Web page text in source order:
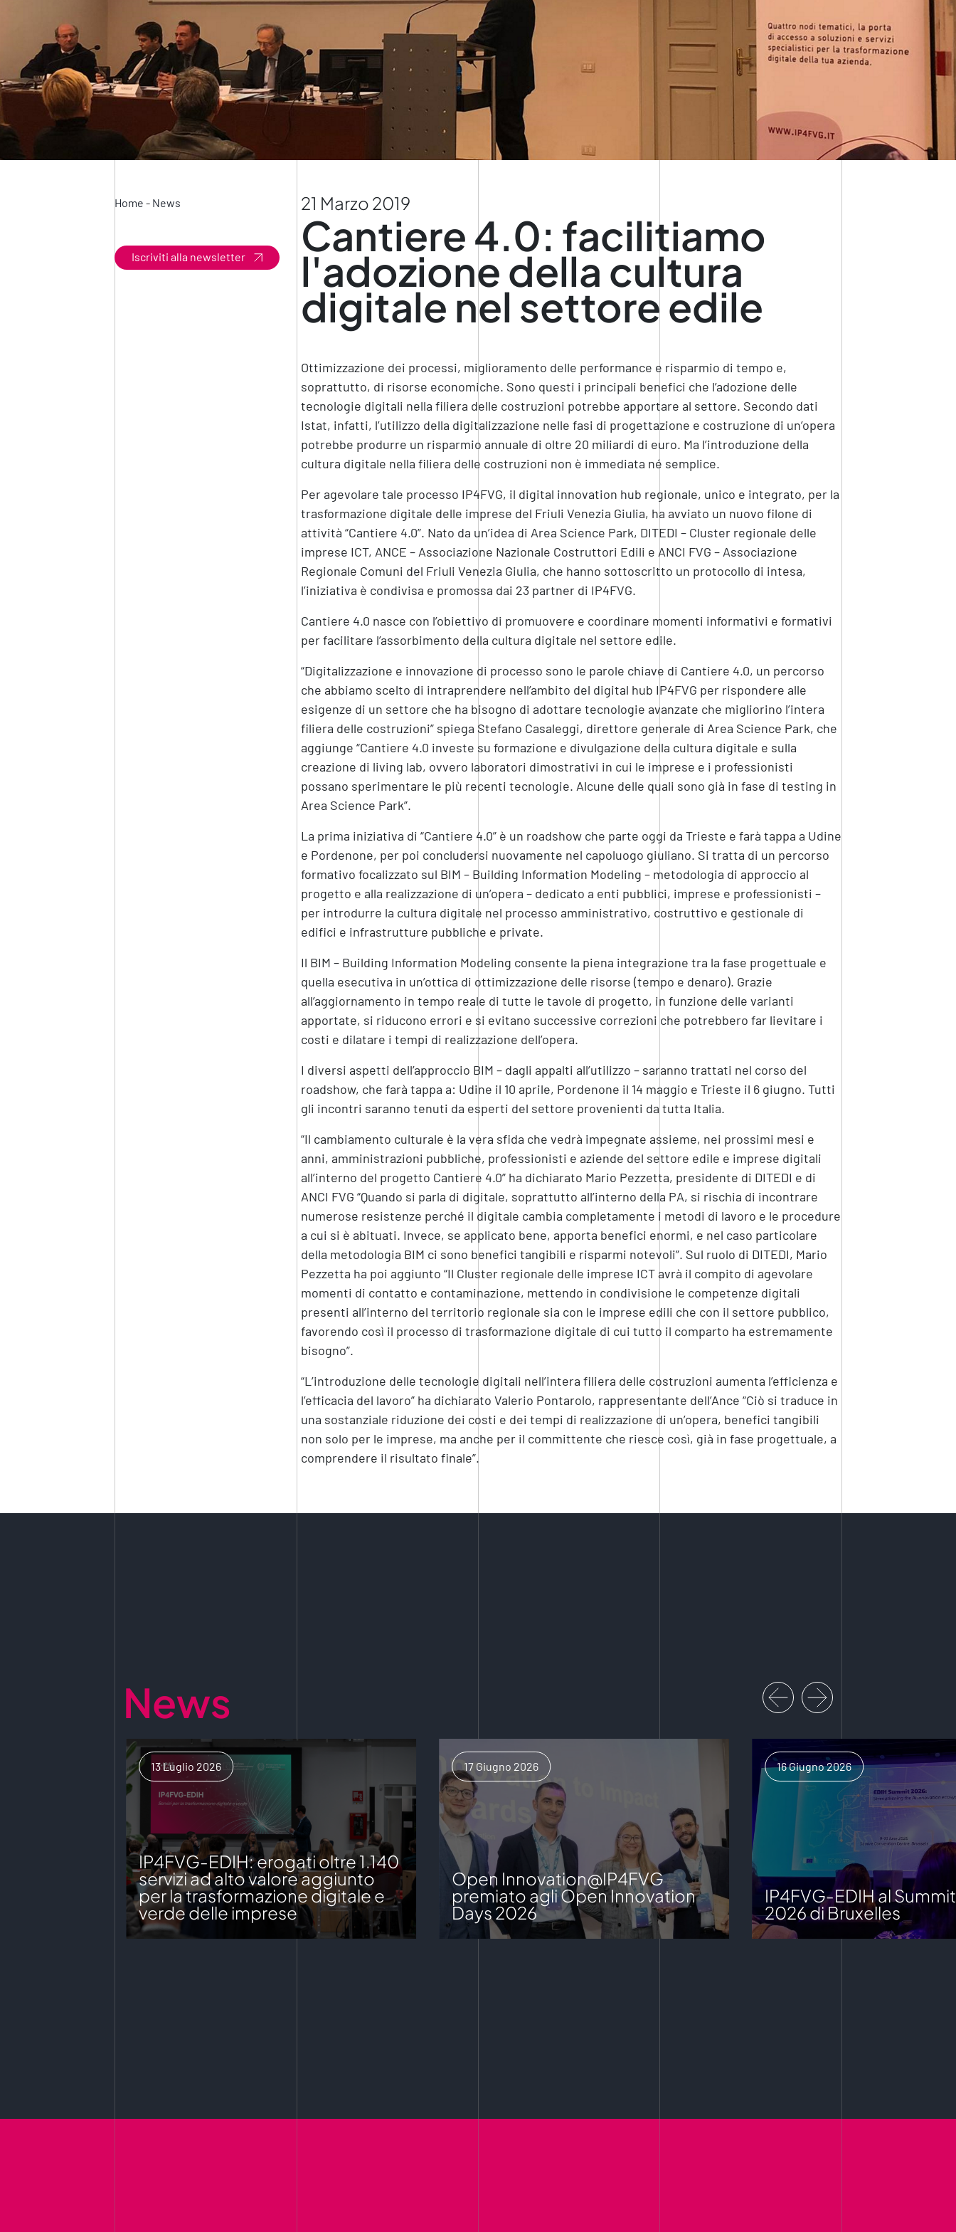
Home - News
Iscriviti alla newsletter
21 Marzo 2019
Cantiere 4.0: facilitiamo
l'adozione della cultura
digitale nel settore edile
Ottimizzazione dei processi, miglioramento delle performance e risparmio di tempo e,
soprattutto, di risorse economiche. Sono questi i principali benefici che l’adozione delle
tecnologie digitali nella filiera delle costruzioni potrebbe apportare al settore. Secondo dati
Istat, infatti, l’utilizzo della digitalizzazione nelle fasi di progettazione e costruzione di un’opera
potrebbe produrre un risparmio annuale di oltre 20 miliardi di euro. Ma l’introduzione della
cultura digitale nella filiera delle costruzioni non è immediata né semplice.
Per agevolare tale processo IP4FVG, il digital innovation hub regionale, unico e integrato, per la
trasformazione digitale delle imprese del Friuli Venezia Giulia, ha avviato un nuovo filone di
attività “Cantiere 4.0”. Nato da un’idea di Area Science Park, DITEDI – Cluster regionale delle
imprese ICT, ANCE – Associazione Nazionale Costruttori Edili e ANCI FVG – Associazione
Regionale Comuni del Friuli Venezia Giulia, che hanno sottoscritto un protocollo di intesa,
l’iniziativa è condivisa e promossa dai 23 partner di IP4FVG.
Cantiere 4.0 nasce con l’obiettivo di promuovere e coordinare momenti informativi e formativi
per facilitare l’assorbimento della cultura digitale nel settore edile.
“Digitalizzazione e innovazione di processo sono le parole chiave di Cantiere 4.0, un percorso
che abbiamo scelto di intraprendere nell’ambito del digital hub IP4FVG per rispondere alle
esigenze di un settore che ha bisogno di adottare tecnologie avanzate che migliorino l’intera
filiera delle costruzioni” spiega Stefano Casaleggi, direttore generale di Area Science Park, che
aggiunge “Cantiere 4.0 investe su formazione e divulgazione della cultura digitale e sulla
creazione di living lab, ovvero laboratori dimostrativi in cui le imprese e i professionisti
possano sperimentare le più recenti tecnologie. Alcune delle quali sono già in fase di testing in
Area Science Park”.
La prima iniziativa di “Cantiere 4.0” è un roadshow che parte oggi da Trieste e farà tappa a Udine
e Pordenone, per poi concludersi nuovamente nel capoluogo giuliano. Si tratta di un percorso
formativo focalizzato sul BIM – Building Information Modeling – metodologia di approccio al
progetto e alla realizzazione di un’opera – dedicato a enti pubblici, imprese e professionisti –
per introdurre la cultura digitale nel processo amministrativo, costruttivo e gestionale di
edifici e infrastrutture pubbliche e private.
Il BIM – Building Information Modeling consente la piena integrazione tra la fase progettuale e
quella esecutiva in un’ottica di ottimizzazione delle risorse (tempo e denaro). Grazie
all’aggiornamento in tempo reale di tutte le tavole di progetto, in funzione delle varianti
apportate, si riducono errori e si evitano successive correzioni che potrebbero far lievitare i
costi e dilatare i tempi di realizzazione dell’opera.
I diversi aspetti dell’approccio BIM – dagli appalti all’utilizzo – saranno trattati nel corso del
roadshow, che farà tappa a: Udine il 10 aprile, Pordenone il 14 maggio e Trieste il 6 giugno. Tutti
gli incontri saranno tenuti da esperti del settore provenienti da tutta Italia.
“Il cambiamento culturale è la vera sfida che vedrà impegnate assieme, nei prossimi mesi e
anni, amministrazioni pubbliche, professionisti e aziende del settore edile e imprese digitali
all’interno del progetto Cantiere 4.0” ha dichiarato Mario Pezzetta, presidente di DITEDI e di
ANCI FVG “Quando si parla di digitale, soprattutto all’interno della PA, si rischia di incontrare
numerose resistenze perché il digitale cambia completamente i metodi di lavoro e le procedure
a cui si è abituati. Invece, se applicato bene, apporta benefici enormi, e nel caso particolare
della metodologia BIM ci sono benefici tangibili e risparmi notevoli”. Sul ruolo di DITEDI, Mario
Pezzetta ha poi aggiunto “Il Cluster regionale delle imprese ICT avrà il compito di agevolare
momenti di contatto e contaminazione, mettendo in condivisione le competenze digitali
presenti all’interno del territorio regionale sia con le imprese edili che con il settore pubblico,
favorendo così il processo di trasformazione digitale di cui tutto il comparto ha estremamente
bisogno”.
“L’introduzione delle tecnologie digitali nell’intera filiera delle costruzioni aumenta l’efficienza e
l’efficacia del lavoro” ha dichiarato Valerio Pontarolo, rappresentante dell’Ance “Ciò si traduce in
una sostanziale riduzione dei costi e dei tempi di realizzazione di un’opera, benefici tangibili
non solo per le imprese, ma anche per il committente che riesce così, già in fase progettuale, a
comprendere il risultato finale”.
News
13 Luglio 2026
IP4FVG-EDIH: erogati oltre 1.140
servizi ad alto valore aggiunto
per la trasformazione digitale e
verde delle imprese
17 Giugno 2026
Open Innovation@IP4FVG
premiato agli Open Innovation
Days 2026
16 Giugno 2026
IP4FVG-EDIH al
2026 di Bruxelles